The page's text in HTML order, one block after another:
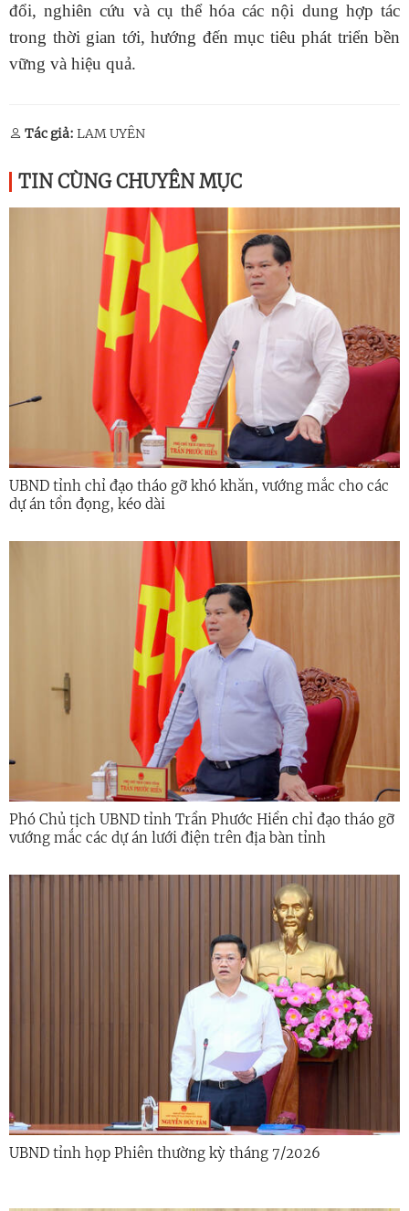
đổi, nghiên cứu và cụ thể hóa các nội dung hợp tác
trong thời gian tới, hướng đến mục tiêu phát triển bền
vững và hiệu quả.
Tác giả: LAM UYÊN
TIN CÙNG CHUYÊN MỤC
UBND tỉnh chỉ đạo tháo gỡ khó khăn, vướng mắc cho các
dự án tồn đọng, kéo dài
Phó Chủ tịch UBND tỉnh Trần Phước Hiền chỉ đạo tháo gỡ
vướng mắc các dự án lưới điện trên địa bàn tỉnh
UBND tỉnh họp Phiên thường kỳ tháng 7/2026